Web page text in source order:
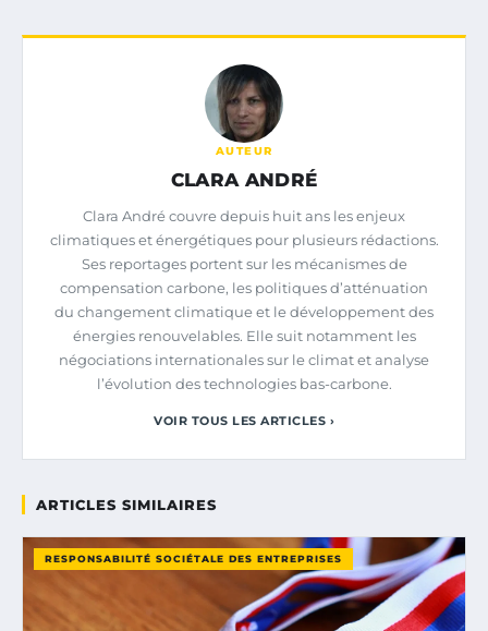
AUTEUR
CLARA ANDRÉ
Clara André couvre depuis huit ans les enjeux
climatiques et énergétiques pour plusieurs rédactions.
Ses reportages portent sur les mécanismes de
compensation carbone, les politiques d’atténuation
du changement climatique et le développement des
énergies renouvelables. Elle suit notamment les
négociations internationales sur le climat et analyse
l’évolution des technologies bas-carbone.
VOIR TOUS LES ARTICLES ›
ARTICLES SIMILAIRES
RESPONSABILITÉ SOCIÉTALE DES ENTREPRISES